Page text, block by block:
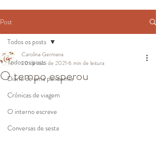
Post
Todos os posts
Diário de uma pandemia
Crónicas de viagem
O interno escreve
Conversas de sesta
Todos os posts
O tempo esperou
Carolina Germana
20 de out. de 2021 6 min de leitura